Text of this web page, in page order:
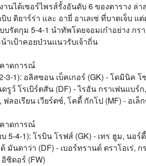
นได้เซอร์ไพรส์รั้งอันดับ 6 ของตาราง ล่
บ ดิยาร์ร่า และ อายี่ อาเลเซ่ ที่บาดเจ็บ
บรัดกุม 5-4-1 นำทัพโดยจอมเก๋าอย่าง ก
าเป้าคอยป่วนแนวรับเจ้าถิ่น
าดการณ์
3-1): อลิสซอน เบ็คเกอร์ (GK) - โดมินิค
รูว์ โรเบิร์ตสัน (DF) - ไรอัน กราเฟนแบร์
ลอเรียน เวียร์ตซ์, โคดี้ กักโป (MF) - อเล็
าดการณ์
5-4-1): โรบิน โรฟส์ (GK) - เทร ฮูม, นอ
ด้ มันดาว่า (DF) - เบอร์ทรานด์ ตราโอเร่,
ซิดอร์ (FW)